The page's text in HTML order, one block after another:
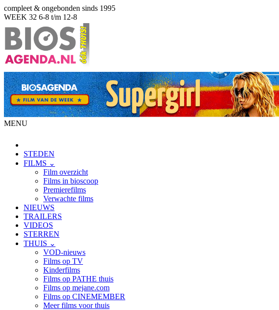
compleet & ongebonden sinds 1995
WEEK 32 6-8 t/m 12-8
MENU
STEDEN
FILMS ⌄
Film overzicht
Films in bioscoop
Premierefilms
Verwachte films
NIEUWS
TRAILERS
VIDEOS
STERREN
THUIS ⌄
VOD-nieuws
Films op TV
Kinderfilms
Films op PATHE thuis
Films op mejane.com
Films op CINEMEMBER
Meer films voor thuis